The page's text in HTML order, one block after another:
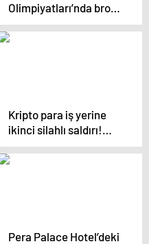
Olimpiyatları’nda bronz
madalya kazanan
sporcuları ağırladı
Kripto para iş yerine
ikinci silahlı saldırı!
Saldırgan “Çekilin” diye
bağırıp kurşun yağdırdı
Pera Palace Hotel’deki